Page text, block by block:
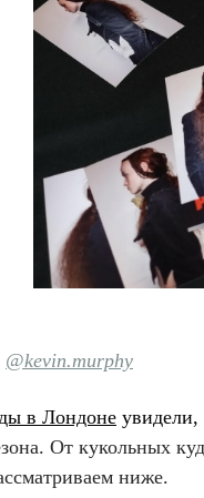
@kevin.murphy
в Лондоне
От кукольных
ниже.